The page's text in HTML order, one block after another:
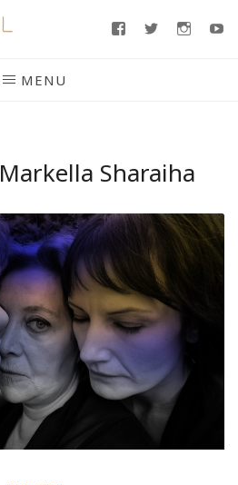
FacebookTwitter
MENU
Markella Sharaiha